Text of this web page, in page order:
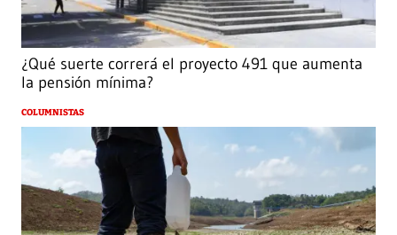
¿Qué suerte correrá el proyecto 491 que aumenta
la pensión mínima?
COLUMNISTAS